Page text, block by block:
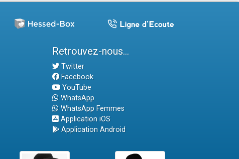
Retrouvez-nous...
Twitter
Facebook
YouTube
WhatsApp
WhatsApp Femmes
Application iOS
Application Android